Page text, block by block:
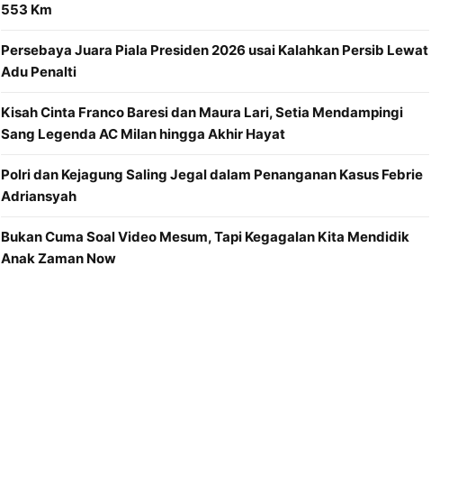
553 Km
Persebaya Juara Piala Presiden 2026 usai Kalahkan Persib Lewat
Adu Penalti
Kisah Cinta Franco Baresi dan Maura Lari, Setia Mendampingi
Sang Legenda AC Milan hingga Akhir Hayat
Polri dan Kejagung Saling Jegal dalam Penanganan Kasus Febrie
Adriansyah
Bukan Cuma Soal Video Mesum, Tapi Kegagalan Kita Mendidik
Anak Zaman Now